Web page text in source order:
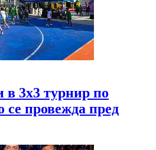
в 3х3 турнир по
се провежда пред